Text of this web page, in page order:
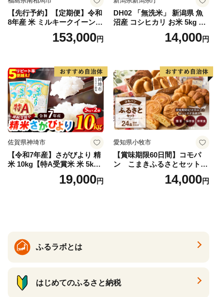
【先行予約】【定期便】令和
8年産 米 ミルキークイーン
白米 45kg (5kg×9回) | ミルキ
ークイーン 米5kg 福島 福島
福島県 南相馬市 cu006-ae
153,000円
DH02 「無洗米」 新潟県 魚
沼産 コシヒカリ お米 5kg こ
しひかり 精米 米（お米の美
味しい炊き方ガイド付き）
14,000円
佐賀県神埼市
【令和7年産】さがびより 精
米 10kg【特A受賞米 米 5kg×
2袋 お米 コメ こめ 国産 美味
しい ブランド米 人気 ランキ
19,000円
愛知県小牧市
【賞味期限60日間】コモパ
ン こまきふるさとセット
（24個入り）／災害用備蓄
保存食 非常食 防災グッズに
14,000円
ふるラボとは
はじめてのふるさと納税